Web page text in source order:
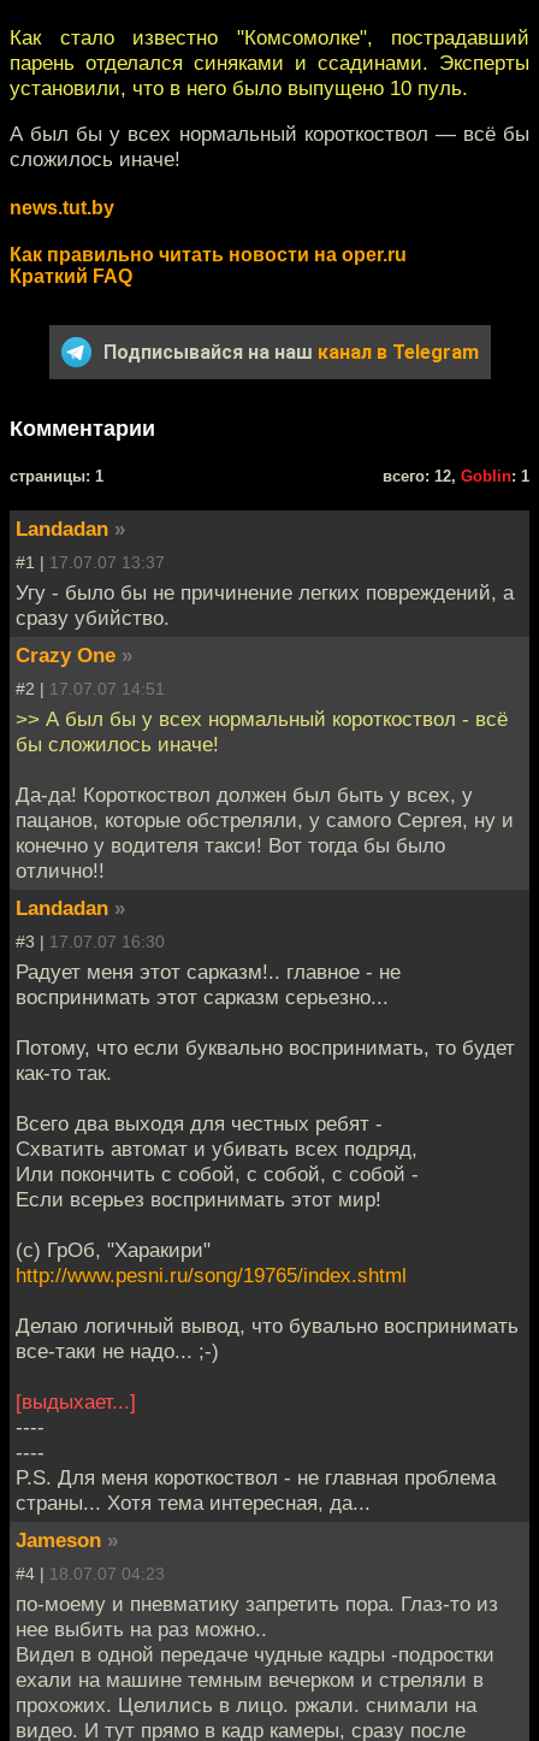
Как стало известно "Комсомолке", пострадавший
парень отделался синяками и ссадинами. Эксперты
установили, что в него было выпущено 10 пуль.
А был бы у всех нормальный короткоствол — всё бы
сложилось иначе!
news.tut.by
Как правильно читать новости на oper.ru
Краткий FAQ
Подписывайся на наш канал в Telegram
Комментарии
cтраницы: 1 всего: 12, Goblin: 1
Landadan »
#1 | 17.07.07 13:37
Угу - было бы не причинение легких повреждений, а
сразу убийство.
Crazy One »
#2 | 17.07.07 14:51
>> А был бы у всех нормальный короткоствол - всё
бы сложилось иначе!
Да-да! Короткоствол должен был быть у всех, у
пацанов, которые обстреляли, у самого Сергея, ну и
конечно у водителя такси! Вот тогда бы было
отлично!!
Landadan »
#3 | 17.07.07 16:30
Радует меня этот сарказм!.. главное - не
воспринимать этот сарказм серьезно...
Потому, что если буквально воспринимать, то будет
как-то так.
Всего два выходя для честных ребят -
Схватить автомат и убивать всех подряд,
Или покончить с собой, с собой, с собой -
Если всерьез воспринимать этот мир!
(с) ГрОб, "Харакири"
http://www.pesni.ru/song/19765/index.shtml
Делаю логичный вывод, что бувально воспринимать
все-таки не надо... ;-)
[выдыхает...]
----
----
P.S. Для меня короткоствол - не главная проблема
страны... Хотя тема интересная, да...
Jameson »
#4 | 18.07.07 04:23
по-моему и пневматику запретить пора. Глаз-то из
нее выбить на раз можно..
Видел в одной передаче чудные кадры -подростки
ехали на машине темным вечерком и стреляли в
прохожих. Целились в лицо. ржали. снимали на
видео. И тут прямо в кадр камеры, сразу после